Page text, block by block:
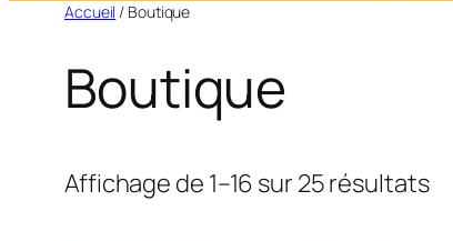
Accueil / Boutique
Boutique
Affichage de 1–16 sur 25 résultats